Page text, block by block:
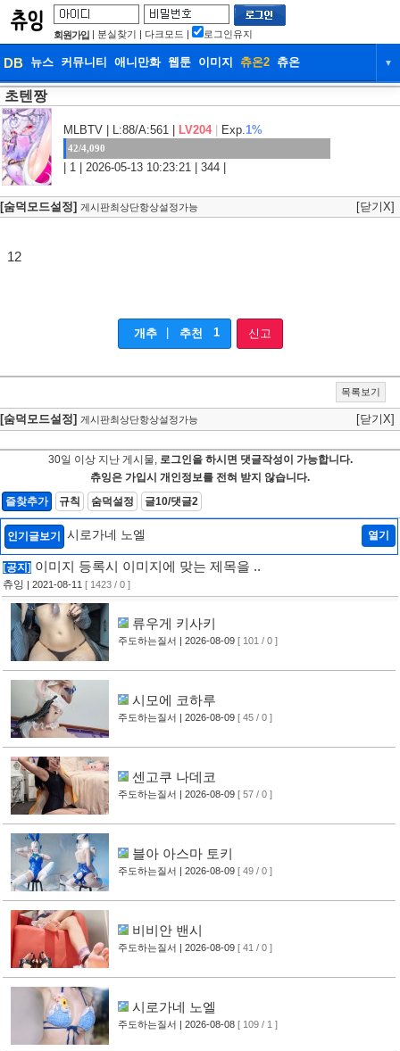
회원가입 | 분실찾기 | 다크모드 | 로그인유지
DB 뉴스 커뮤니티 애니만화 웹툰 이미지 츄온2 츄온 ▼
DB
웹툰 이미지 츄온2
초텐짱
MLBTV | L:88/A:561 | LV204 Exp.1%
42/4,090
| 1 | 2026-05-13 10:23:21 | 344 |
[숨덕모드설정] 게시판최상단항상설정가능 [닫기X]
12
개추 추천 1 신고
목록보기
[숨덕모드설정] 게시판최상단항상설정가능 [닫기X]
30일 이상 지난 게시물, 로그인을 하시면 댓글작성이 가능합니다.
츄잉은 가입시 개인정보를 전혀 받지 않습니다.
즐찾추가
규칙 숨덕설정 글10/댓글2
인기글보기 시로가네 노엘 열기
[공지] 이미지 등록시 이미지에 맞는 제목을 ..
츄잉 | 2021-08-11 [ 1423 / 0 ]
류우게 키사키
주도하는질서 | 2026-08-09 [ 101 / 0 ]
시모에 코하루
주도하는질서 | 2026-08-09 [ 45 / 0 ]
센고쿠 나데코
주도하는질서 | 2026-08-09 [ 57 / 0 ]
블아 아스마 토키
주도하는질서 | 2026-08-09 [ 49 / 0 ]
비비안 밴시
주도하는질서 | 2026-08-09 [ 41 / 0 ]
시로가네 노엘
주도하는질서 | 2026-08-08 [ 109 / 1 ]